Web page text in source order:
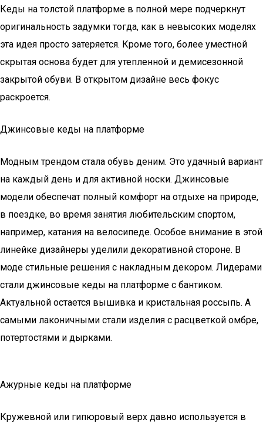
Кеды на толстой платформе в полной мере подчеркнут
оригинальность задумки тогда, как в невысоких моделях
эта идея просто затеряется. Кроме того, более уместной
скрытая основа будет для утепленной и демисезонной
закрытой обуви. В открытом дизайне весь фокус
раскроется.
Джинсовые кеды на платформе
Модным трендом стала обувь деним. Это удачный вариант
на каждый день и для активной носки. Джинсовые
модели обеспечат полный комфорт на отдыхе на природе,
в поездке, во время занятия любительским спортом,
например, катания на велосипеде. Особое внимание в этой
линейке дизайнеры уделили декоративной стороне. В
моде стильные решения с накладным декором. Лидерами
стали джинсовые кеды на платформе с бантиком.
Актуальной остается вышивка и кристальная россыпь. А
самыми лаконичными стали изделия с расцветкой омбре,
потертостями и дырками.
Ажурные кеды на платформе
Кружевной или гипюровый верх давно используется в